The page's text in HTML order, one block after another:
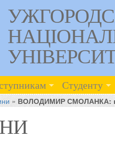
Студенту
» ВОЛОДИМИР СМОЛАНКА: